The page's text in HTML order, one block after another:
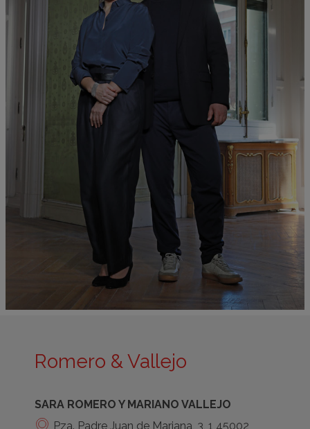
Romero & Vallejo
SARA ROMERO Y MARIANO VALLEJO
Pza. Padre Juan de Mariana, 3, 1 45002